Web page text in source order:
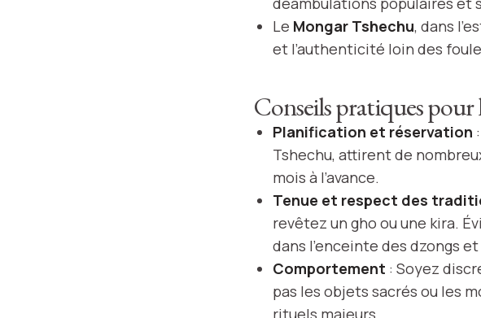
Le Mongar Tshechu, dans
et l’authenticité loin des
Conseils pratiques pour
Planification et réservation
Tshechu, attirent de
mois à l’avance.
Tenue et respect des
revêtez un gho ou une kira.
dans l’enceinte des dzongs
Comportement : Soyez
pas les objets sacrés ou les
rituels majeurs.